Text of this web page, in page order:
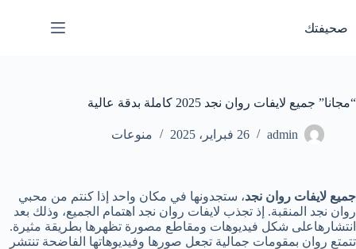
المحتوى
صحيفتك
“مجانا” جميع لايفات روان نجد 2025 كاملة بدقة عالية
admin 26 فبراير، 2025 منوعات
جميع لايفات روان نجد، ستجدونها في مكان واحد إذا كنتم من محبي
روان نجد المنقبة. إذ تجذب لايفات روان نجد اهتمام الجميع، وذلك بعد
انتشارهاعلى شكل فيديوهات ومقاطع مصورة تظهرها بطريقة مثيرة.
تتمتع روان بمقومات جمالية تجعل صورها وفيديوهاتها الفاضحة تنتشر